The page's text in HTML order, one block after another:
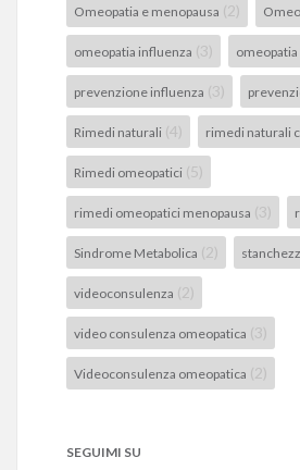
Omeopatia e menopausa (2)
omeopatia influenza (3)
prevenzione influenza (3)
Rimedi naturali (4) rimedi naturali
Rimedi omeopatici (5)
rimedi omeopatici menopausa (3)
Sindrome Metabolica (2)
videoconsulenza (2)
video consulenza omeopatica (3)
Videoconsulenza omeopatica (2)
SEGUIMI SU